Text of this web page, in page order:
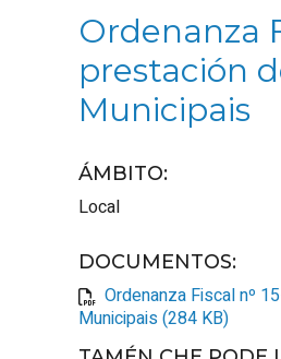
Ordenanza
prestación
Municipais
ÁMBITO:
Local
DOCUMENTOS:
Ordenanza Fiscal nº
Municipais (284 KB)